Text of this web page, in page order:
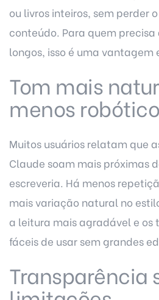
ou livros inteiros, sem perder
conteúdo. Para quem
longos, isso é uma vantagem
Tom mais
menos robótico
Muitos usuários relatam que
Claude soam mais próximas
escreveria. Há menos
mais variação natural no
a leitura mais agradável e os
fáceis de usar sem grandes
Transparência